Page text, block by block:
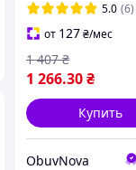
5.0 (6)
от 127₴/мес
1 266.30₴
1 407 ₴
Купить
ObuvNova